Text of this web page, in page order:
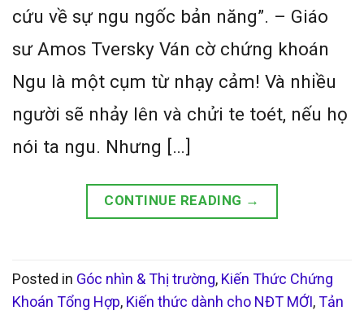
cứu về sự ngu ngốc bản năng”. – Giáo
sư Amos Tversky Ván cờ chứng khoán
Ngu là một cụm từ nhạy cảm! Và nhiều
người sẽ nhảy lên và chửi te toét, nếu họ
nói ta ngu. Nhưng […]
CONTINUE READING →
Posted in Góc nhìn & Thị trường, Kiến Thức Chứng
Khoán Tổng Hợp, Kiến thức dành cho NĐT MỚI,Tản